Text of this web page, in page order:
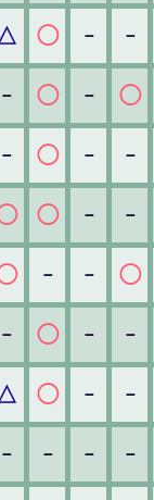
◯ － －
－ ◯ － ◯
－ ◯ － －
◯ － －
－ － ◯
－ ◯ － －
◯ － －
－ － － －